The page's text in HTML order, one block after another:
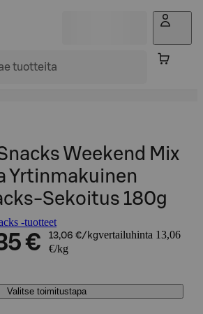
Weekend Mix
Yrtinmakuinen
Sekoitus 180g
-tuotteet
€ 13,06 €/kgvertailuhinta 13,06
€/kg
Valitse toimitustapa